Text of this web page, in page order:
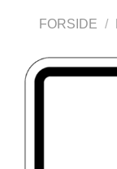
FORSIDE /